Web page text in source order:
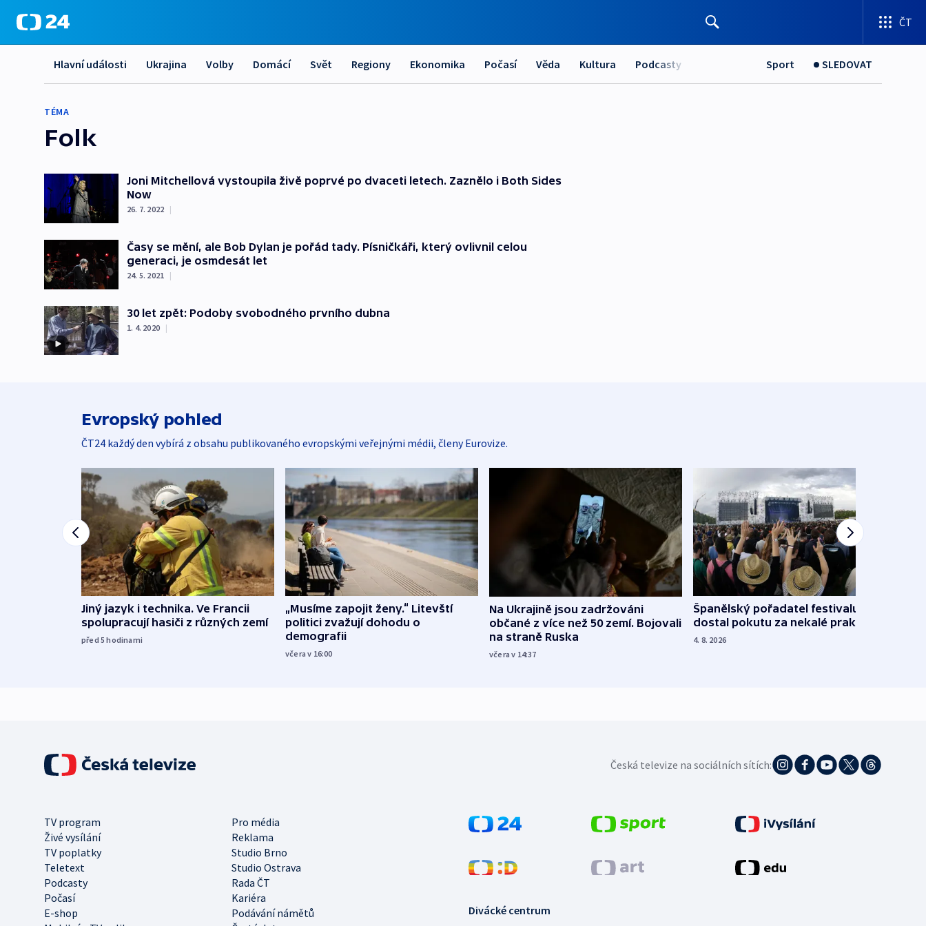
ČT
Hlavní události Ukrajina Volby Domácí Svět Regiony Ekonomika Počasí Věda Kultura Podcasty Sport SLEDOVAT
TÉMA
Folk
Joni Mitchellová vystoupila živě poprvé po dvaceti letech. Zaznělo i Both Sides
Now
26. 7. 2022 |
Časy se mění, ale Bob Dylan je pořád tady. Písničkáři, který ovlivnil celou
generaci, je osmdesát let
24. 5. 2021 |
30 let zpět: Podoby svobodného prvního dubna
1. 4. 2020 |
Evropský pohled
ČT24 každý den vybírá z obsahu publikovaného evropskými veřejnými médii, členy Eurovize.
Jiný jazyk i technika. Ve Francii
spolupracují hasiči z různých zemí
před 5hodinami
„Musíme zapojit ženy.“ Litevští
politici zvažují dohodu o
demografii
včera v 16:00
Na Ukrajině jsou zadržováni
občané z více než 50 zemí. Bojovali
na straně Ruska
včera v 14:37
Španělský pořadatel festivalu
dostal pokutu za nekalé praktiky
4. 8. 2026
Česká televize na sociálních sítích:
TV program
Pro média
Živé vysílání
Reklama
TV poplatky
Studio Brno
Teletext
Studio Ostrava
Podcasty
Rada ČT
Počasí
Kariéra
E-shop
Podávání námětů
Divácké centrum